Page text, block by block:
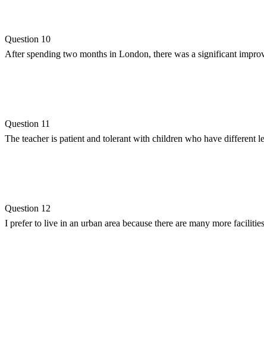
Question 10
After spending two months in London, there was a significant
Question 11
The teacher is patient and tolerant with children who have different
Question 12
I prefer to live in an urban area because there are many more